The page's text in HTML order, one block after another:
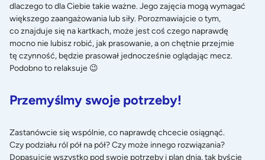
dlaczego to dla Ciebie takie ważne. Jego zajęcia mogą wymagać
większego zaangażowania lub siły. Porozmawiajcie o tym,
co znajduje się na kartkach, może jest coś czego naprawdę
mocno nie lubisz robić, jak prasowanie, a on chętnie przejmie
tę czynność, będzie prasował jednocześnie oglądając mecz.
Podobno to relaksuje 😉
Przemyślmy swoje potrzeby!
Zastanówcie się wspólnie, co naprawdę chcecie osiągnąć.
Czy podziału ról pół na pół? Czy może innego rozwiązania?
Dopasujcie wszystko pod swoje potrzeby i plan dnia, tak byście